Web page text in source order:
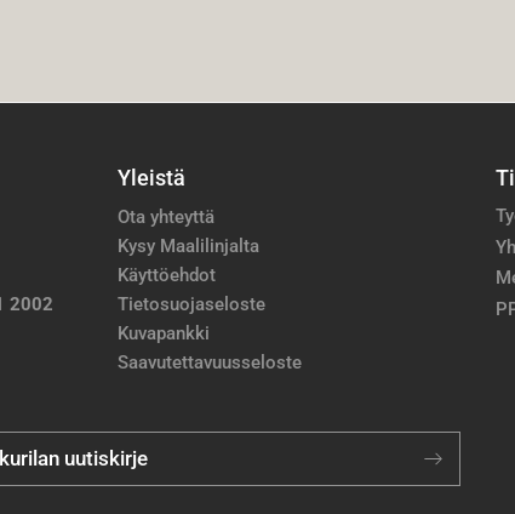
2002
Yleistä
Ota yhteyttä
Kysy Maalilinjalta
Käyttöehdot
Tietosuojaseloste
Kuvapankki
Saavutettavuusseloste
uutiskirje